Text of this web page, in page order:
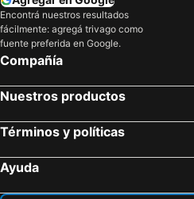
Encontrá nuestros resultados
fácilmente: agregá trivago como
fuente preferida en Google.
Compañía
Nuestros productos
Términos y políticas
Ayuda